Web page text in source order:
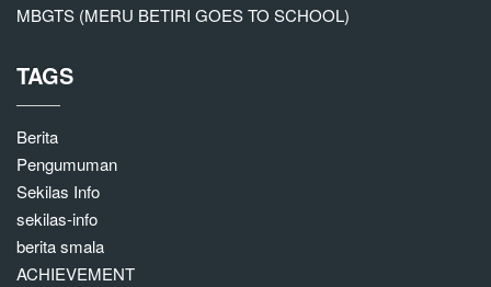
MBGTS (MERU BETIRI GOES TO SCHOOL)
TAGS
Berita
Pengumuman
Sekilas Info
sekilas-info
berita smala
ACHIEVEMENT